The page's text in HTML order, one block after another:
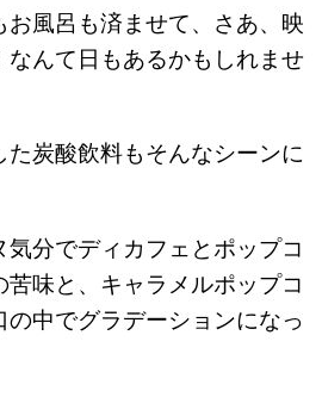
お風呂も済ませて、さあ、映
んて日もあるかもしれませ
炭酸飲料もそんなシーンに
分でディカフェとポップコ
味と、キャラメルポップコ
中でグラデーションになっ